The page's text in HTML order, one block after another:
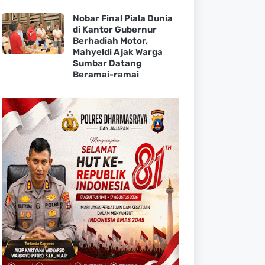
Nobar Final Piala Dunia
di Kantor Gubernur
Berhadiah Motor,
Mahyeldi Ajak Warga
Sumbar Datang
Beramai-ramai